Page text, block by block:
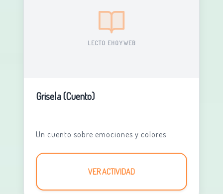
LECTO EHOYWEB
Grisela (Cuento)
Un cuento sobre emociones y colores....
VER ACTIVIDAD